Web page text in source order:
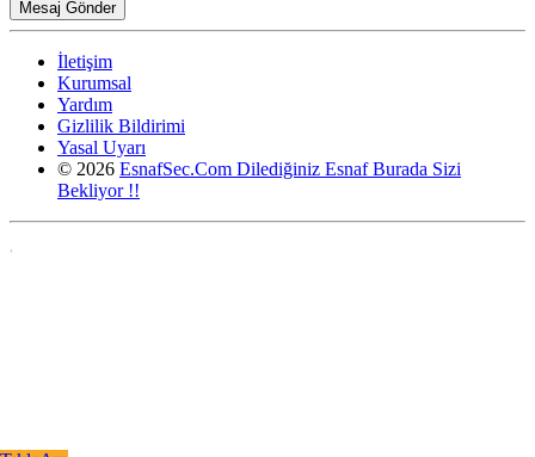
İletişim
Kurumsal
Yardım
Gizlilik Bildirimi
Yasal Uyarı
© 2026 EsnafSec.Com Dilediğiniz Esnaf Burada Sizi
Bekliyor !!